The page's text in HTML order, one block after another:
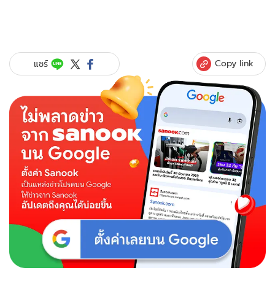
แชร์ Copy link